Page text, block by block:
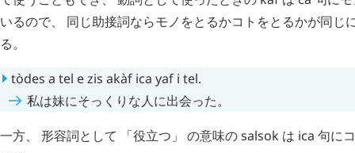
いるので、 同じ助接詞ならモノをとるかコトをとるかが同じ
る。
tòdes a tel ezis akàf ica yaf i tel.
私は妹にそっくりな人に出会った。
一方、 形容詞として 「役立つ」 の意味のsalsok は ica 句に